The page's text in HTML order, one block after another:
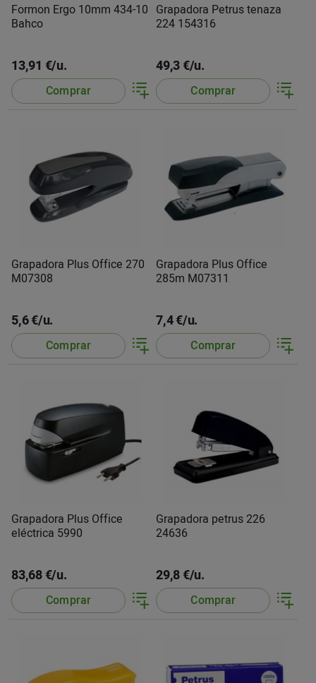
Formon Ergo 10mm 434-10
Bahco
13,91 €/u.
Comprar
Grapadora Petrus tenaza
224 154316
49,3 €/u.
Comprar
Grapadora Plus Office 270
M07308
5,6 €/u.
Comprar
Grapadora Plus Office
285m M07311
7,4 €/u.
Comprar
Grapadora Plus Office
eléctrica 5990
83,68 €/u.
Comprar
Grapadora petrus 226
24636
29,8 €/u.
Comprar